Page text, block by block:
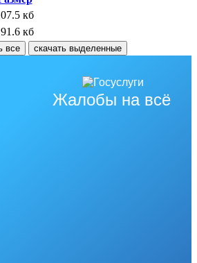
кб
кб
все скачать выделенные
Жалобы на всё